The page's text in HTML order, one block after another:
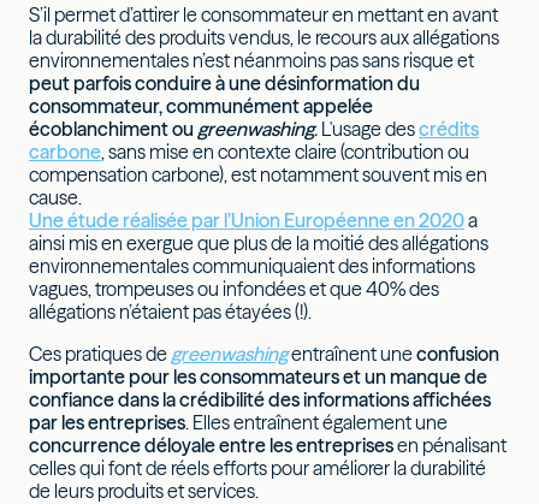
S’il permet d’attirer le consommateur en mettant en avant
la durabilité des produits vendus, le recours aux allégations
environnementales n’est néanmoins pas sans risque et
peut parfois conduire à une désinformation du
consommateur, communément appelée
écoblanchiment ou greenwashing. L'usage descrédits
carbone , sans mise en contexte claire (contribution ou
compensation carbone), est notamment souvent mis en
cause.
Une étude réalisée par l’Union Européenne en 2020a
ainsi mis en exergue que plus de la moitié des allégations
environnementales communiquaient des informations
vagues, trompeuses ou infondées et que 40% des
allégations n’étaient pas étayées (!).
Ces pratiques de greenwashingentraînent une confusion
importante pour les consommateurs et un manque de
confiancedans la crédibilité des informations affichées
par les entreprises . Elles entraînent également une
concurrence déloyale entre les entreprisesen pénalisant
celles qui font de réels efforts pour améliorer la durabilité
de leurs produits et services.